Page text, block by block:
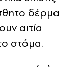
δέρμα
αιτία
στόμα.